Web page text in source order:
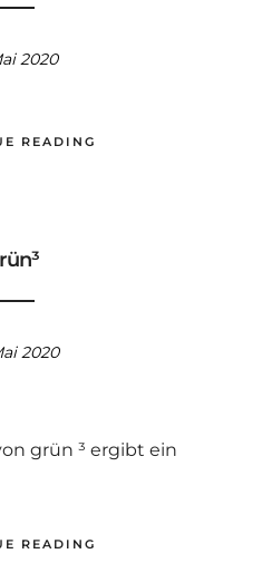
2020
READING
2020
grün ³ ergibt ein
READING